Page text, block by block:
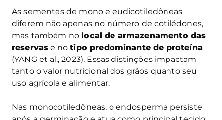
As sementes de mono e eudicotiledôneas
diferem não apenas no número de cotilédones,
mas também no local de armazenamento das
reservas e notipo predominante de proteína
(YANG et al., 2023). Essas distinções impactam
tanto o valor nutricional dos grãos quanto seu
uso agrícola e alimentar.
Nas monocotiledôneas, o endosperma persiste